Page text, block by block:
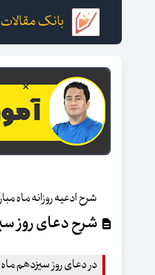
بانک مقالات
شرح ادعیه روزانه ماه
شرح دعای روز
در دعای روز سیزدهم